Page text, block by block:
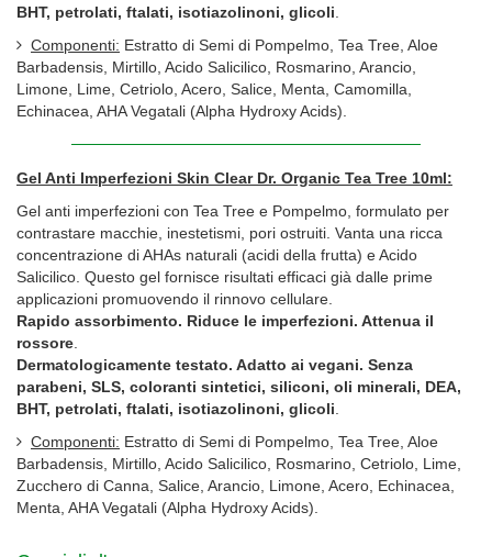
BHT, petrolati, ftalati, isotiazolinoni, glicoli
Componenti: Estratto di Semi di Pompelmo, Tea Tree, Aloe
Barbadensis, Mirtillo, Acido Salicilico, Rosmarino, Arancio,
Limone, Lime, Cetriolo, Acero, Salice, Menta, Camomilla,
Echinacea, AHA Vegatali (Alpha Hydroxy Acids).
Gel Anti Imperfezioni Skin Clear Dr. Organic Tea Tree 10ml:
Gel anti imperfezioni con Tea Tree e Pompelmo, formulato per
contrastare macchie, inestetismi, pori ostruiti. Vanta una ricca
concentrazione di AHAs naturali (acidi della frutta) e Acido
Salicilico. Questo gel fornisce risultati efficaci già dalle prime
applicazioni promuovendo il rinnovo cellulare.
Rapido assorbimento. Riduce le imperfezioni. Attenua il
rossore
Dermatologicamente testato. Adatto ai vegani. Senza
parabeni, SLS, coloranti sintetici, siliconi, oli minerali, DEA,
BHT, petrolati, ftalati, isotiazolinoni, glicoli
Componenti: Estratto di Semi di Pompelmo, Tea Tree, Aloe
Barbadensis, Mirtillo, Acido Salicilico, Rosmarino, Cetriolo, Lime,
Zucchero di Canna, Salice, Arancio, Limone, Acero, Echinacea,
Menta, AHA Vegatali (Alpha Hydroxy Acids).